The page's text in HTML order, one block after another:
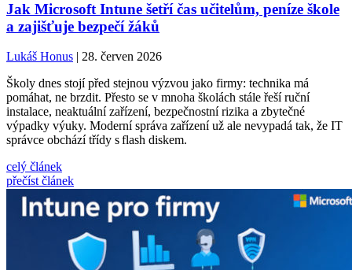
Jak Microsoft Intune šetří čas učitelům, peníze škole
a zajišťuje bezpečí žáků
Lukáš Honus | 28. červen 2026
Školy dnes stojí před stejnou výzvou jako firmy: technika má
pomáhat, ne brzdit. Přesto se v mnoha školách stále řeší ruční
instalace, neaktuální zařízení, bezpečnostní rizika a zbytečné
výpadky výuky. Moderní správa zařízení už ale nevypadá tak, že IT
správce obchází třídy s flash diskem.
celý článek
přečíst článek